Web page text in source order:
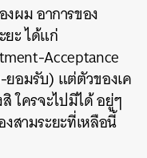
ผม อาการของ
ะ ได้แก่
Acceptance
อมรับ) แต่ตัวของเค
ใครจะไปมีได้ อยู่ๆ
สามระยะที่เหลือนี้